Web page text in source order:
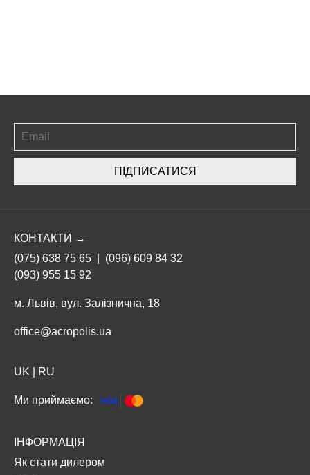
ПІДПИСАТИСЯ
КОНТАКТИ →
(075) 638 75 65
(096) 609 84 32
(093) 955 15 92
м. Львів, вул. Залізнична, 18
office@acropolis.ua
UK RU
Ми приймаємо:
ІНФОРМАЦІЯ
Як стати дилером